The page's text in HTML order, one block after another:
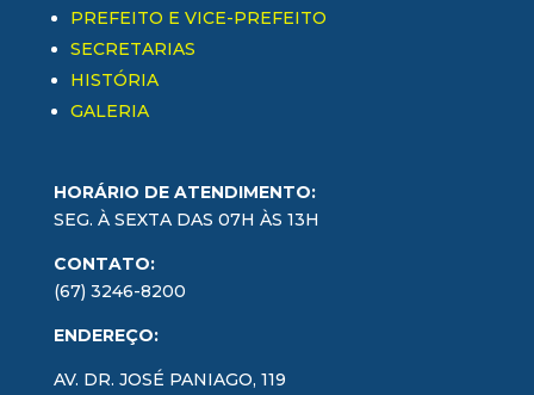
PREFEITO E VICE-PREFEITO
SECRETARIAS
HISTÓRIA
GALERIA
HORÁRIO DE ATENDIMENTO:
SEG. À SEXTA DAS 07H ÀS 13H
CONTATO:
(67) 3246-8200
ENDEREÇO:
AV. DR. JOSÉ PANIAGO, 119